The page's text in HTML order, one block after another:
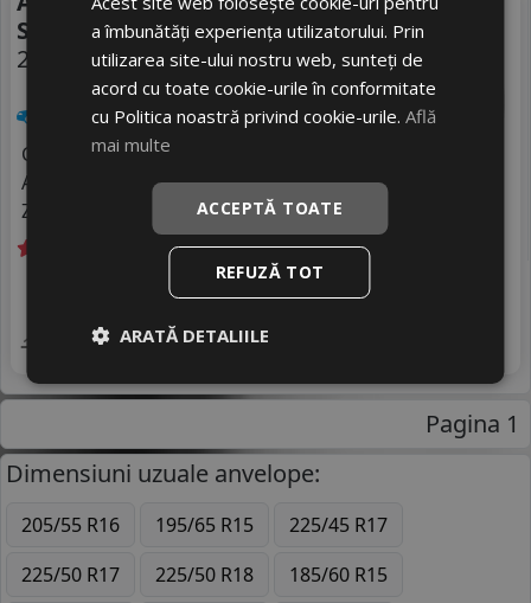
Sc-7
225/30 R20 85Y DOT 25
FR
Turisme
Consum D
Aderenta
Zgomot
1709 RON
17%
In stoc - peste 12 buc
livrare 5/7 zile
Pagina 1
Dimensiuni uzuale anvelope:
205/55 R16 195/65 R15
225/45 R17
225/50 R17
225/50 R18
185/60 R15
a îmbunătăți experiența utilizatorului. Prin
utilizarea site-ului nostru web, sunteți de
acord cu toate cookie-urile în conformitate
cu Politica noastră privind cookie-urile.Află
mai multe
ACCEPTĂ TOATE
REFUZĂ TOT
ARATĂ DETALIILE